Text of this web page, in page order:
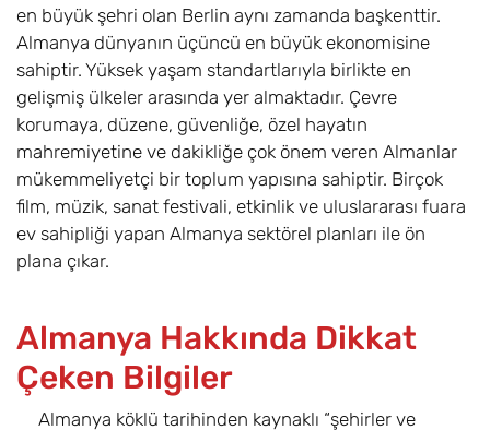
en büyük şehri olan Berlin aynı zamanda başkenttir.
Almanya dünyanın üçüncü en büyük ekonomisine
sahiptir. Yüksek yaşam standartlarıyla birlikte en
gelişmiş ülkeler arasında yer almaktadır. Çevre
korumaya, düzene, güvenliğe, özel hayatın
mahremiyetine ve dakikliğe çok önem veren Almanlar
mükemmeliyetçi bir toplum yapısına sahiptir. Birçok
film, müzik, sanat festivali, etkinlik ve uluslararası fuara
ev sahipliği yapan Almanya sektörel planları ile ön
plana çıkar.
Almanya Hakkında Dikkat
Çeken Bilgiler
Almanya köklü tarihinden kaynaklı “şehirler ve